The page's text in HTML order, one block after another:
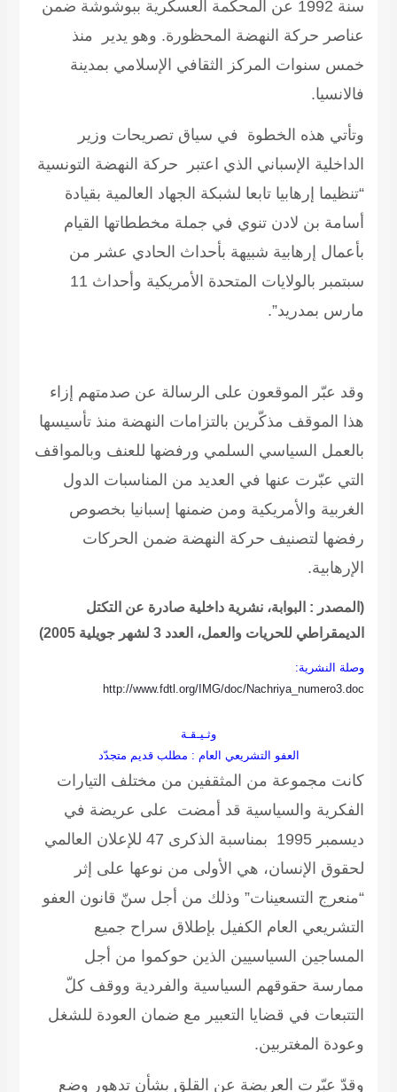
سنة 1992 عن المحكمة العسكرية ببوشوشة ضمن
عناصر حركة النهضة المحظورة. وهو يدير منذ
خمس سنوات المركز الثقافي الإسلامي بمدينة
فالانسيا.
وتأتي هذه الخطوة في سياق تصريحات وزير
الداخلية الإسباني الذي اعتبر حركة النهضة التونسية
“تنظيما إرهابيا تابعا لشبكة الجهاد العالمية بقيادة
أسامة بن لادن تنوي في جملة مخططاتها القيام
بأعمال إرهابية شبيهة بأحداث الحادي عشر من
سبتمبر بالولايات المتحدة الأمريكية وأحداث 11
مارس بمدريد”.
وقد عبّر الموقعون على الرسالة عن صدمتهم إزاء
هذا الموقف مذكّرين بالتزامات النهضة منذ تأسيسها
بالعمل السياسي السلمي ورفضها للعنف وبالمواقف
التي عبّرت عنها في العديد من المناسبات الدول
الغربية والأمريكية ومن ضمنها إسبانيا بخصوص
رفضها لتصنيف حركة النهضة ضمن الحركات
الإرهابية.
(المصدر : البوابة، نشرية داخلية صادرة عن التكتل
الديمقراطي للحريات والعمل، العدد 3 لشهر جويلية 2005)
وصلة النشرية:
http://www.fdtl.org/IMG/doc/Nachriya_numero3.doc
وثـيـقـة
العفو التشريعي العام : مطلب قديم متجدّد
كانت مجموعة من المثقفين من مختلف التيارات
الفكرية والسياسية قد أمضت على عريضة في
ديسمبر 1995 بمناسبة الذكرى 47 للإعلان العالمي
لحقوق الإنسان، هي الأولى من نوعها على إثر
“منعرج التسعينات” وذلك من أجل سنّ قانون العفو
التشريعي العام الكفيل بإطلاق سراح جميع
المساجين السياسيين الذين حوكموا من أجل
ممارسة حقوقهم السياسية والفردية ووقف كلّ
التتبعات في قضايا التعبير مع ضمان العودة للشغل
وعودة المغتربين.
وقدّ عبّرت العريضة عن القلق بشأن تدهور وضع